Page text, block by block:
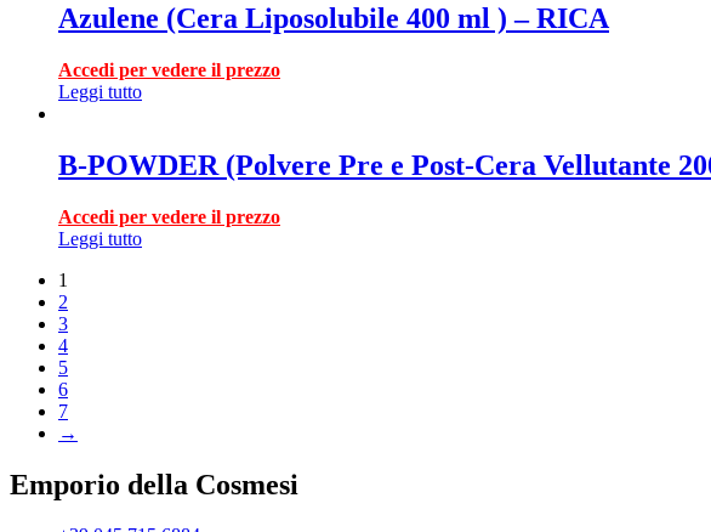
Azulene (Cera Liposolubile 400 ml ) – RICA
Accedi per vedere il prezzo
Leggi tutto
B-POWDER (Polvere Pre e Post-Cera Vellutante
Accedi per vedere il prezzo
Leggi tutto
1
2
3
4
5
6
7
→
Emporio della Cosmesi